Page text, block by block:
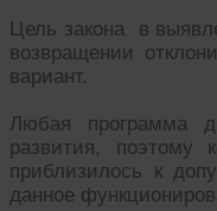
Цель закона в
возвращении
вариант.
Любая программа
развития,
приблизилось к
данное